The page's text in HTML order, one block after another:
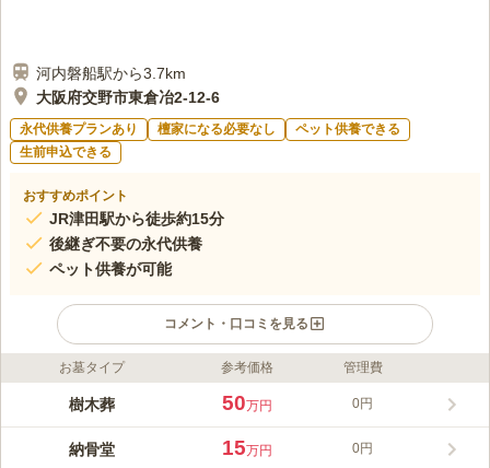
河内磐船駅から3.7km
大阪府交野市東倉冶2-12-6
永代供養プランあり 檀家になる必要なし
ペット供養できる
生前申込できる
おすすめポイント
JR津田駅から徒歩約15分
後継ぎ不要の永代供養
ペット供養が可能
コメント・口コミを見る
ライフドット編集部のコメント
交野山の麓にある高天原本宮の自然豊かで美しい庭園境内のお墓
人と向き合うことができます。お墓は、樹木葬、永代供養墓、納
骨堂の3つのタイプから選ぶことができるため、自分に合ったお
お墓タイプ 参考価格 管理費
樹木葬 50万円 0円
納骨堂 15万円 0円